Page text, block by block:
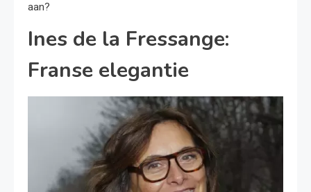
aan?
Ines de la Fressange:
Franse elegantie